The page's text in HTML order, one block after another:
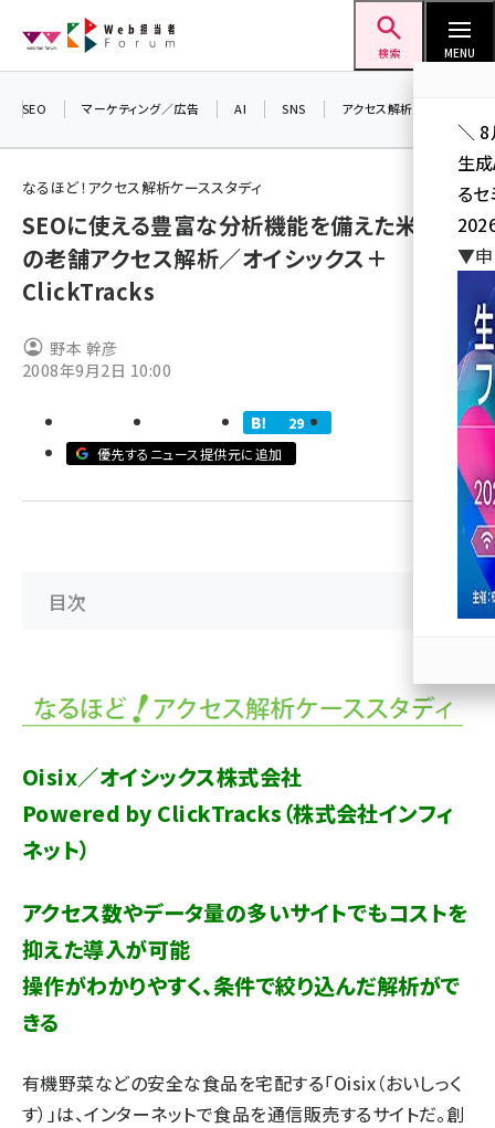
ン
検索 MENU
seo (3532)
ai (2814)
note (2317)
z世代 (1623)
SEO マーケティング／広告 AI SNS アクセス解析／データ分析
なるほど！アクセス解析ケーススタディ
SEOに使える豊富な分析機能を備えた米国発
の老舗アクセス解析／オイシックス＋
ClickTracks
野本 幹彦
2008年9月2日 10:00
29
優先するニュース提供元に追加
目次
Oisix／オイシックス株式会社
Powered by ClickTracks（株式会社インフィ
ネット）
アクセス数やデータ量の多いサイトでもコストを
抑えた導入が可能
操作がわかりやすく、条件で絞り込んだ解析がで
きる
有機野菜などの安全な食品を宅配する「Oisix（おいしっく
す）」は、インターネットで食品を通信販売するサイトだ。創
＼ 8
生
る
▼申